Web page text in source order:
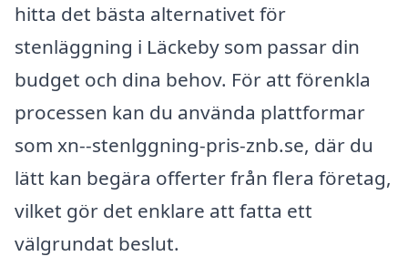
hitta det bästa alternativet för
stenläggning i Läckeby som passar din
budget och dina behov. För att förenkla
processen kan du använda plattformar
som xn--stenlggning-pris-znb.se, där du
lätt kan begära offerter från flera företag,
vilket gör det enklare att fatta ett
välgrundat beslut.